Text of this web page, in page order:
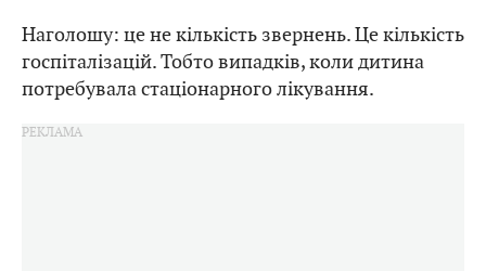
Наголошу: це не кількість звернень. Це кількість
госпіталізацій. Тобто випадків, коли дитина
потребувала стаціонарного лікування.